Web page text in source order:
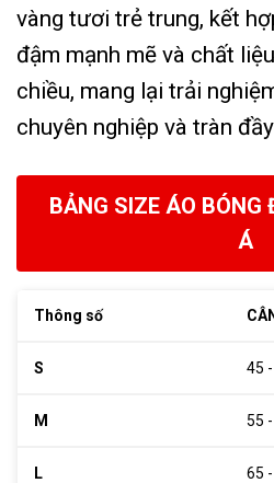
179.000 ₫.là:
vàng tươi trẻ trung, kết
đậm mạnh mẽ và chất
chiều, mang lại trải
chuyên nghiệp và tràn
BẢNG SIZE ÁO BÓNG
Á
45
55
65